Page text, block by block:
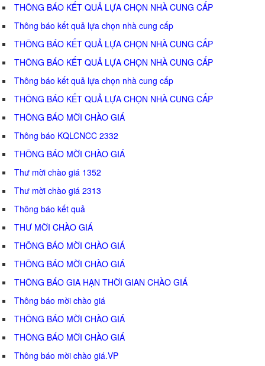
THÔNG BÁO KẾT QUẢ LỰA CHỌN NHÀ CUNG CẤP
Thông báo kết quả lựa chọn nhà cung cấp
THÔNG BÁO KẾT QUẢ LỰA CHỌN NHÀ CUNG CẤP
THÔNG BÁO KẾT QUẢ LỰA CHỌN NHÀ CUNG CẤP
Thông báo kết quả lựa chọn nhà cung cấp
THÔNG BÁO KẾT QUẢ LỰA CHỌN NHÀ CUNG CẤP
THÔNG BÁO MỜI CHÀO GIÁ
Thông báo KQLCNCC 2332
THÔNG BÁO MỜI CHÀO GIÁ
Thư mời chào giá 1352
Thư mời chào giá 2313
Thông báo kết quả
THƯ MỜI CHÀO GIÁ
THÔNG BÁO MỜI CHÀO GIÁ
THÔNG BÁO MỜI CHÀO GIÁ
THÔNG BÁO GIA HẠN THỜI GIAN CHÀO GIÁ
Thông báo mời chào giá
THÔNG BÁO MỜI CHÀO GIÁ
THÔNG BÁO MỜI CHÀO GIÁ
Thông báo mời chào giá.VP